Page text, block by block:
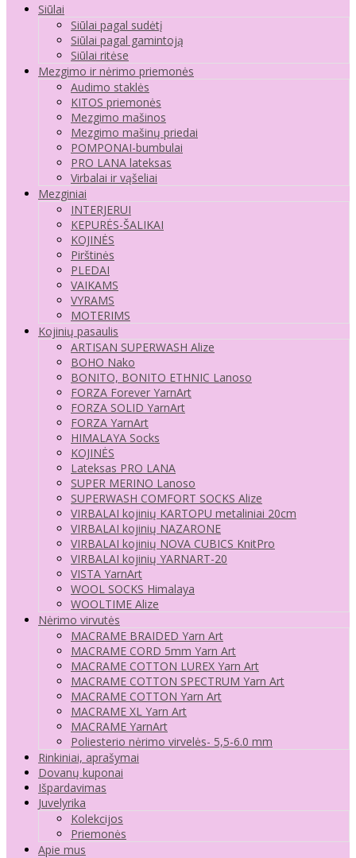
Siūlai
Siūlai pagal sudėtį
Siūlai pagal gamintoją
Siūlai ritėse
Mezgimo ir nėrimo priemonės
Audimo staklės
KITOS priemonės
Mezgimo mašinos
Mezgimo mašinų priedai
POMPONAI-bumbulai
PRO LANA lateksas
Virbalai ir vąšeliai
Mezginiai
INTERJERUI
KEPURĖS-ŠALIKAI
KOJINĖS
Pirštinės
PLEDAI
VAIKAMS
VYRAMS
MOTERIMS
Kojinių pasaulis
ARTISAN SUPERWASH Alize
BOHO Nako
BONITO, BONITO ETHNIC Lanoso
FORZA Forever YarnArt
FORZA SOLID YarnArt
FORZA YarnArt
HIMALAYA Socks
KOJINĖS
Lateksas PRO LANA
SUPER MERINO Lanoso
SUPERWASH COMFORT SOCKS Alize
VIRBALAI kojinių KARTOPU metaliniai 20cm
VIRBALAI kojinių NAZARONE
VIRBALAI kojinių NOVA CUBICS KnitPro
VIRBALAI kojinių YARNART-20
VISTA YarnArt
WOOL SOCKS Himalaya
WOOLTIME Alize
Nėrimo virvutės
MACRAME BRAIDED Yarn Art
MACRAME CORD 5mm Yarn Art
MACRAME COTTON LUREX Yarn Art
MACRAME COTTON SPECTRUM Yarn Art
MACRAME COTTON Yarn Art
MACRAME XL Yarn Art
MACRAME YarnArt
Poliesterio nėrimo virvelės- 5,5-6.0 mm
Rinkiniai, aprašymai
Dovanų kuponai
Išpardavimas
Juvelyrika
Kolekcijos
Priemonės
Apie mus